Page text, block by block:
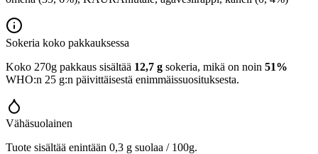
Sokeria koko pakkauksessa
Koko 270g pakkaus sisältää 12,7 g sokeria, mikä on noin 51%
WHO:n 25 g:n päivittäisestä enimmäissuosituksesta.
Vähäsuolainen
Tuote sisältää enintään 0,3 g suolaa / 100g.